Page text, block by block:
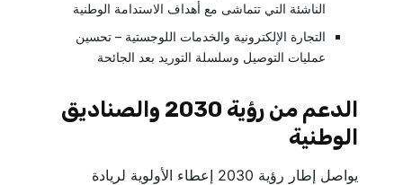
الناشئة التي تتماشى مع أهداف الاستدامة الوطنية
التجارة الإلكترونية والخدمات اللوجستية – تحسين
عمليات التوصيل وسلسلة التوريد بعد الجائحة
الدعم من رؤية 2030 والصناديق
الوطنية
يواصل إطار رؤية 2030 إعطاء الأولوية لريادة